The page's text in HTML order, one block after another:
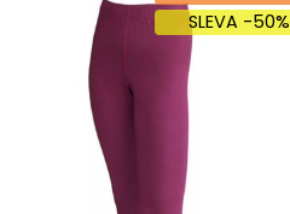
SLEVA -50%